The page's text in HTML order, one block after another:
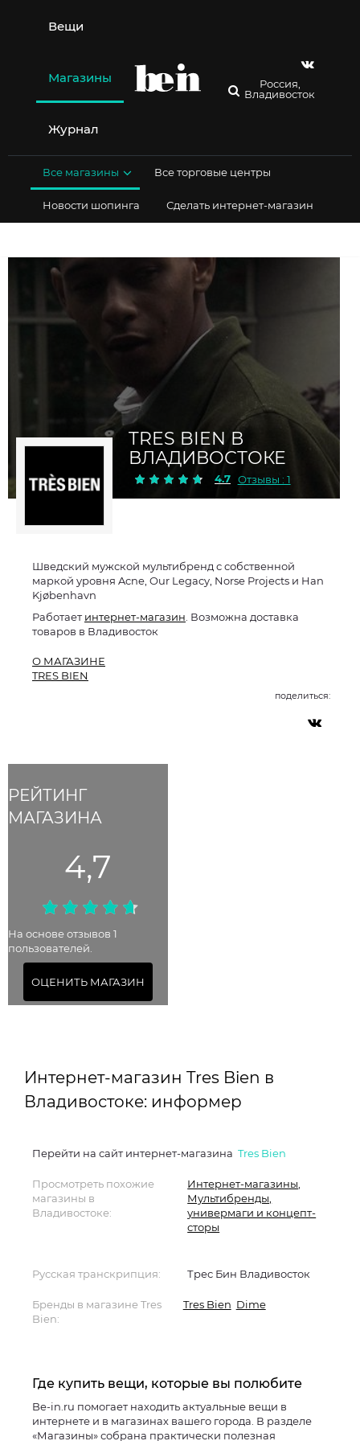
содержимому
Вещи
Магазины
Журнал
Россия,
Владивосток
Все магазины Все торговые центры
Новости шопинга Сделать интернет-магазин
TRES BIEN В
ВЛАДИВОСТОКЕ
4.7 Отзывы : 1
РЕЙТИНГ
МАГАЗИНА
4,7
На основе отзывов 1
пользователей.
ОЦЕНИТЬ МАГАЗИН
Шведский мужской мультибренд с собственной
маркой уровня Acne, Our Legacy, Norse Projects и Han
Kjøbenhavn
Работаетинтернет-магазин . Возможна доставка
товаров в Владивосток
О МАГАЗИНЕ
TRES BIEN
поделиться:
Интернет-магазин Tres Bien в
Владивостоке: информер
Перейти на сайт интернет-магазина Tres Bien
Просмотреть похожие
магазины в
Владивостоке:
Интернет-магазины
Мультибренды,
универмаги и концепт-
сторы
Русская транскрипция: Трес Бин Владивосток
Бренды в магазине Tres
Bien:
Tres Bien Dime
Где купить вещи, которые вы полюбите
Be-in.ru помогает находить актуальные вещи в
интернете и в магазинах вашего города. В разделе
«Магазины» собрана практически полезная